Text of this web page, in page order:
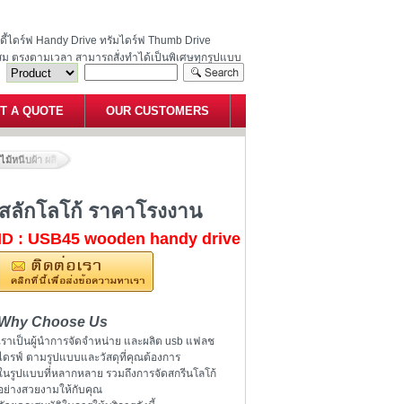
ดร์ฟ Handy Drive ทรัมไดร์ฟ Thumb Drive
ตรงตามเวลา สามารถสั่งทำได้เป็นพิเศษทุกรูปแบบ
A QUOTE OUR CUSTOMERS
ม้หนีบผ้า ผลิตแฟลชไดร์ฟไม้ สลักโลโก้ ราคาโรงงาน
กโลโก้ ราคาโรงงาน
: USB45 wooden handy drive
Choose Us
ราเป็นผู้นำการจัดจำหน่าย และผลิต usb แฟลช
ดรฟ์ ตามรูปแบบและวัสดุที่คุณต้องการ
นรูปแบบที่หลากหลาย รวมถึงการจัดสกรีนโลโก้
ย่างสวยงามให้กับคุณ